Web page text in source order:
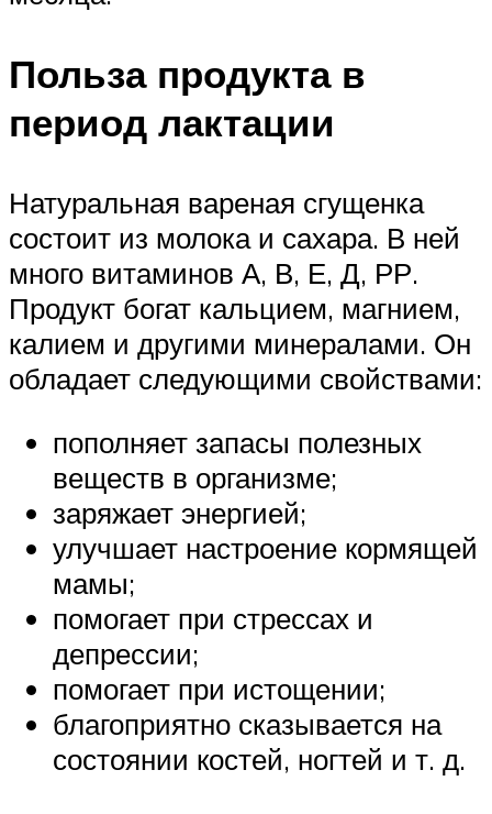
Польза продукта в
период лактации
Натуральная вареная сгущенка
состоит из молока и сахара. В ней
много витаминов А, В, Е, Д, РР.
Продукт богат кальцием, магнием,
калием и другими минералами. Он
обладает следующими свойствами:
пополняет запасы полезных
веществ в организме;
заряжает энергией;
улучшает настроение кормящей
мамы;
помогает при стрессах и
депрессии;
помогает при истощении;
благоприятно сказывается на
состоянии костей, ногтей и т. д.